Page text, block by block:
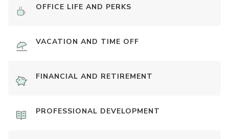
OFFICE LIFE AND PERKS
VACATION AND TIME OFF
FINANCIAL AND RETIREMENT
PROFESSIONAL DEVELOPMENT